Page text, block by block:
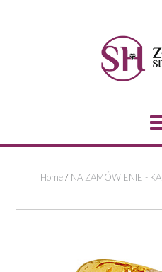
Home/ NA ZAMÓWIENIE -